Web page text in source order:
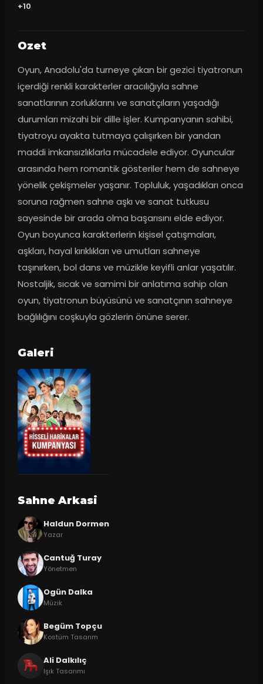
+10
Ozet
Oyun, Anadolu'da turneye çıkan bir gezici tiyatronun
içerdiği renkli karakterler aracılığıyla sahne
sanatlarının zorluklarını ve sanatçıların yaşadığı
durumları mizahi bir dille işler. Kumpanyanın sahibi,
tiyatroyu ayakta tutmaya çalışırken bir yandan
maddi imkansızlıklarla mücadele ediyor. Oyuncular
arasında hem romantik gösteriler hem de sahneye
yönelik çekişmeler yaşanır. Topluluk, yaşadıkları onca
soruna rağmen sahne aşkı ve sanat tutkusu
sayesinde bir arada olma başarısını elde ediyor.
Oyun boyunca karakterlerin kişisel çatışmaları,
aşkları, hayal kırıklıkları ve umutları sahneye
taşınırken, bol dans ve müzikle keyifli anlar yaşatılır.
Nostaljik, sıcak ve samimi bir anlatıma sahip olan
oyun, tiyatronun büyüsünü ve sanatçının sahneye
bağlılığını coşkuyla gözlerin önüne serer.
Galeri
Sahne Arkasi
Haldun Dormen
Yazar
Cantuğ Turay
Yönetmen
Ogün Dalka
Müzik
Begüm Topçu
Kostüm Tasarım
Ali Dalkılıç
Işık Tasarımı